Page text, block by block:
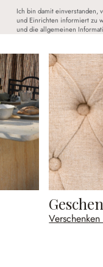
Ich bin damit einverstanden,
und Einrichten informiert zu
und die allgemeinen